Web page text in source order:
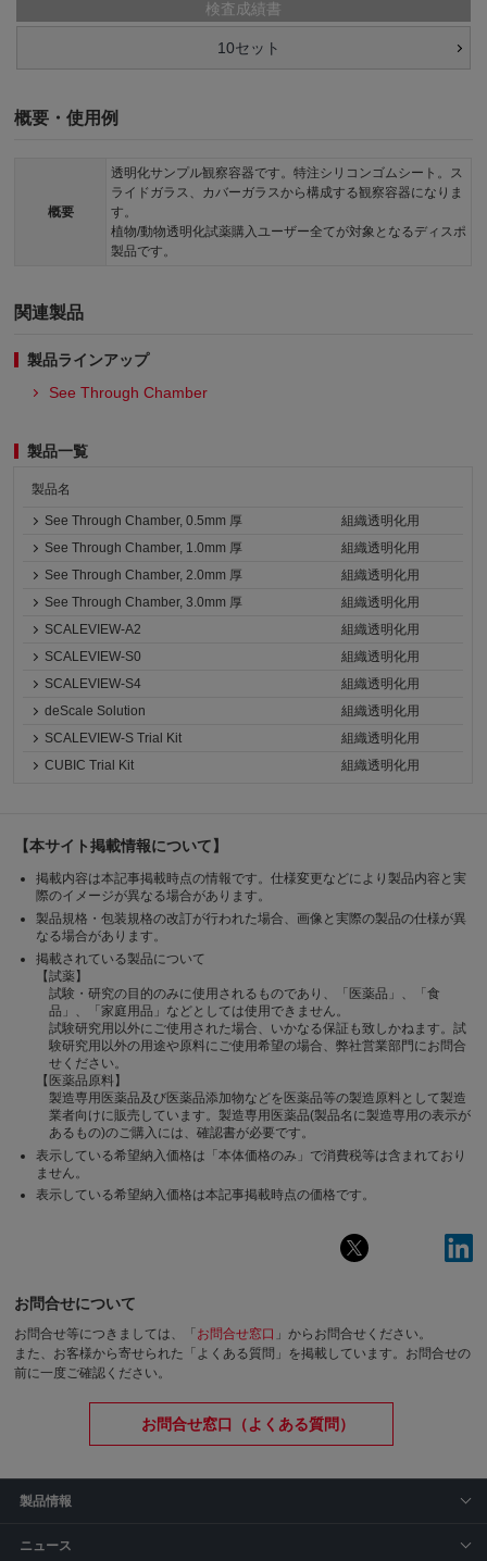
検査成績書
10セット
概要・使用例
概要
透明化サンプル観察容器です。特注シリコンゴムシート。ス
ライドガラス、カバーガラスから構成する観察容器になりま
す。
植物/動物透明化試薬購入ユーザー全てが対象となるディスポ
製品です。
関連製品
製品ラインアップ
See Through Chamber
製品一覧
製品名
See Through Chamber, 0.5mm 厚
組織透明化用
See Through Chamber, 1.0mm 厚
組織透明化用
See Through Chamber, 2.0mm 厚
組織透明化用
See Through Chamber, 3.0mm 厚
組織透明化用
SCALEVIEW-A2
組織透明化用
SCALEVIEW-S0
組織透明化用
SCALEVIEW-S4
組織透明化用
deScale Solution
組織透明化用
SCALEVIEW-S Trial Kit
組織透明化用
CUBIC Trial Kit
組織透明化用
【本サイト掲載情報について】
掲載内容は本記事掲載時点の情報です。仕様変更などにより製品内容と実
際のイメージが異なる場合があります。
製品規格・包装規格の改訂が行われた場合、画像と実際の製品の仕様が異
なる場合があります。
掲載されている製品について
【試薬】
試験・研究の目的のみに使用されるものであり、「医薬品」、「食
品」、「家庭用品」などとしては使用できません。
試験研究用以外にご使用された場合、いかなる保証も致しかねます。試
験研究用以外の用途や原料にご使用希望の場合、弊社営業部門にお問合
せください。
【医薬品原料】
製造専用医薬品及び医薬品添加物などを医薬品等の製造原料として製造
業者向けに販売しています。製造専用医薬品(製品名に製造専用の表示が
あるもの)のご購入には、確認書が必要です。
表示している希望納入価格は「本体価格のみ」で消費税等は含まれており
ません。
表示している希望納入価格は本記事掲載時点の価格です。
お問合せについて
お問合せ等につきましては、「 お問合せ窓口 」からお問合せください。
また、お客様から寄せられた「よくある質問」を掲載しています。お問合せの
前に一度ご確認ください。
お問合せ窓口（よくある質問）
製品情報
ニュース